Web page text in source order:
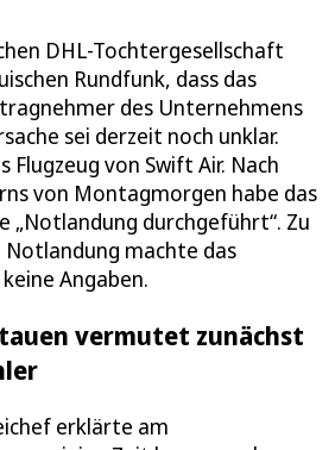
DHL-Tochtergesellschaft
Rundfunk, dass das
des Unternehmens
sei derzeit noch unklar.
Flugzeug von Swift Air. Nach
von Montagmorgen habe das
„Notlandung durchgeführt“. Zu
Notlandung machte das
Angaben.
vermutet zunächst
erklärte am